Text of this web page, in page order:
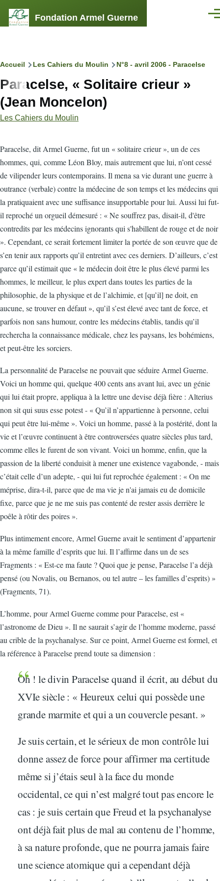
Fondation Armel Guerne
Fil
d'Ariane
Accueil Les Cahiers du Moulin N°8 - avril 2006 - Paracelse
Paracelse, « Solitaire crieur »
(Jean Moncelon)
Les Cahiers du Moulin
Paracelse, dit Armel Guerne, fut un « solitaire crieur », un de ces
hommes, qui, comme Léon Bloy, mais autrement que lui, n’ont cessé
de vilipender leurs contemporains. Il mena sa vie durant une guerre à
outrance (verbale) contre la médecine de son temps et les médecins qui
la pratiquaient avec une suffisance insupportable pour lui. Aussi lui fut-
il reproché un orgueil démesuré : « Ne souffrez pas, disait-il, d'être
contredits par les médecins ignorants qui s'habillent de rouge et de noir
». Cependant, ce serait fortement limiter la portée de son œuvre que de
s’en tenir aux rapports qu’il entretint avec ces derniers. D’ailleurs, c’est
parce qu’il estimait que « le médecin doit être le plus élevé parmi les
hommes, le meilleur, le plus expert dans toutes les parties de la
philosophie, de la physique et de l’alchimie, et [qu’il] ne doit, en
aucune, se trouver en défaut », qu’il s’est élevé avec tant de force, et
parfois non sans humour, contre les médecins établis, tandis qu’il
rechercha la connaissance médicale, chez les paysans, les bohémiens,
et peut-être les sorciers.
La personnalité de Paracelse ne pouvait que séduire Armel Guerne.
Voici un homme qui, quelque 400 cents ans avant lui, avec un génie
qui lui était propre, appliqua à la lettre une devise déjà fière : Alterius
non sit qui suus esse potest - « Qu’il n’appartienne à personne, celui
qui peut être lui-même ». Voici un homme, passé à la postérité, dont la
vie et l’œuvre continuent à être controversées quatre siècles plus tard,
comme elles le furent de son vivant. Voici un homme, enfin, que la
passion de la liberté conduisit à mener une existence vagabonde, - mais
c’était celle d’un adepte, - qui lui fut reprochée également : « On me
méprise, dira-t-il, parce que de ma vie je n'ai jamais eu de domicile
fixe, parce que je ne me suis pas contenté de rester assis derrière le
poêle à rôtir des poires ».
Plus intimement encore, Armel Guerne avait le sentiment d’appartenir
à la même famille d’esprits que lui. Il l’affirme dans un de ses
Fragments : « Est-ce ma faute ? Quoi que je pense, Paracelse l’a déjà
pensé (ou Novalis, ou Bernanos, ou tel autre – les familles d’esprits) »
(Fragments, 71).
L’homme, pour Armel Guerne comme pour Paracelse, est «
l’astronome de Dieu ». Il ne saurait s’agir de l’homme moderne, passé
au crible de la psychanalyse. Sur ce point, Armel Guerne est formel, et
la référence à Paracelse prend toute sa dimension :
Oh ! le divin Paracelse quand il écrit, au début du
XVIe siècle : « Heureux celui qui possède une
grande marmite et qui a un couvercle pesant. »
Je suis certain, et le sérieux de mon contrôle lui
donne assez de force pour affirmer ma certitude
même si j’étais seul à la face du monde
occidental, ce qui n’est malgré tout pas encore le
cas : je suis certain que Freud et la psychanalyse
ont déjà fait plus de mal au contenu de l’homme,
à sa nature profonde, que ne pourra jamais faire
une science atomique qui a cependant déjà